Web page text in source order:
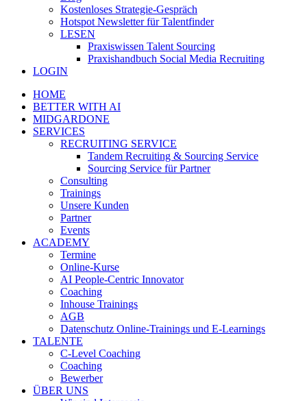
Kostenloses Strategie-Gespräch
Hotspot Newsletter für Talentfinder
LESEN
Praxiswissen Talent Sourcing
Praxishandbuch Social Media Recruiting
LOGIN
HOME
BETTER WITH AI
MIDGARDONE
SERVICES
RECRUITING SERVICE
Tandem Recruiting & Sourcing Service
Sourcing Service für Partner
Consulting
Trainings
Unsere Kunden
Partner
Events
ACADEMY
Termine
Online-Kurse
AI People-Centric Innovator
Coaching
Inhouse Trainings
AGB
Datenschutz Online-Trainings und E-Learnings
TALENTE
C-Level Coaching
Coaching
Bewerber
ÜBER UNS